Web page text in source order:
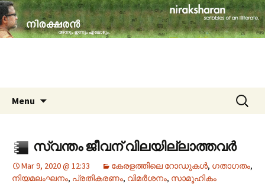
niraksharan (നിരക്ഷരൻ)
travelogues, book reviews, social issues,
cinema, memories & lot more…
Menu
Search
for:
സ്വന്തം ജീവന് വിലയില്ലാത്തവർ
Mar 9, 2020 @ 12:33 കേരളത്തിലെ റോഡുകൾ, ഗതാഗതം,
നിയമലംഘനം, പ്രതികരണം, വിമർശനം, സാമൂഹികം